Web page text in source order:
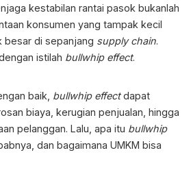
kestabilan rantai pasok bukanlah
konsumen yang tampak kecil
besar di sepanjang supply chain.
istilah bullwhip effect.
baik, bullwhip effectdapat
biaya, kerugian penjualan, hingga
pelanggan. Lalu, apa itu bullwhip
dan bagaimana UMKM bisa